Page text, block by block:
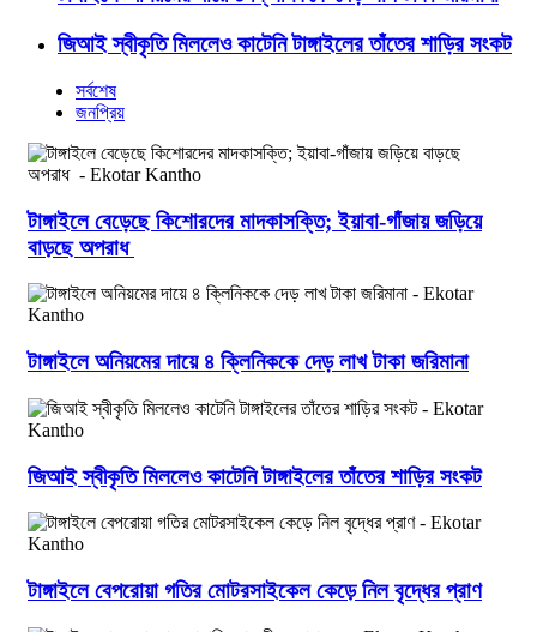
জিআই স্বীকৃতি মিললেও কাটেনি টাঙ্গাইলের তাঁতের শাড়ির সংকট
সর্বশেষ
জনপ্রিয়
টাঙ্গাইলে বেড়েছে কিশোরদের মাদকাসক্তি; ইয়াবা-গাঁজায় জড়িয়ে
বাড়ছে অপরাধ
টাঙ্গাইলে অনিয়মের দায়ে ৪ ক্লিনিককে দেড় লাখ টাকা জরিমানা
জিআই স্বীকৃতি মিললেও কাটেনি টাঙ্গাইলের তাঁতের শাড়ির সংকট
টাঙ্গাইলে বেপরোয়া গতির মোটরসাইকেল কেড়ে নিল বৃদ্ধের প্রাণ